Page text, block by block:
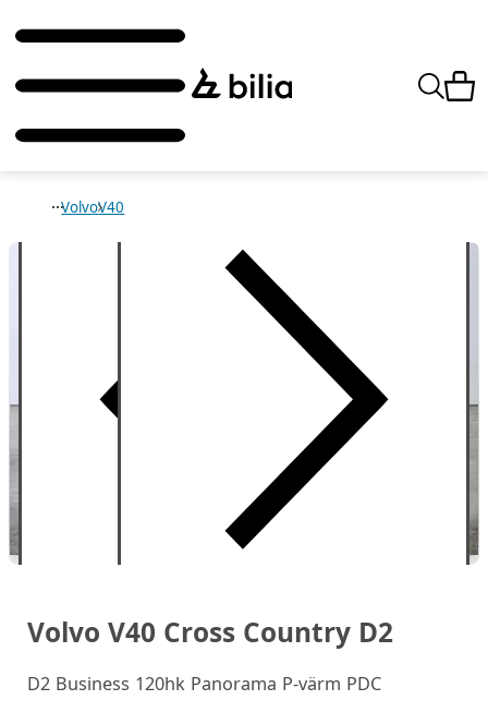
VolvoV40
Volvo V40 Cross Country D2
D2 Business 120hk Panorama P-värm PDC